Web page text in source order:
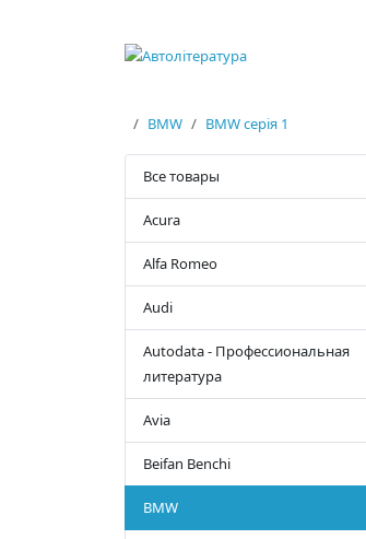
BMW BMW серія 1
Все товары
Acura
Alfa Romeo
Audi
Autodata - Профессиональная
литература
Avia
Beifan Benchi
BMW